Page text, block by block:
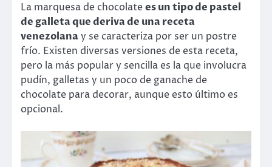
La marquesa de chocolatees un tipo de pastel
de galleta que deriva de una receta
venezolanay se caracteriza por ser un postre
frío. Existen diversas versiones de esta receta,
pero la más popular y sencilla es la que involucra
pudín, galletas y un poco de ganache de
chocolate para decorar, aunque esto último es
opcional.